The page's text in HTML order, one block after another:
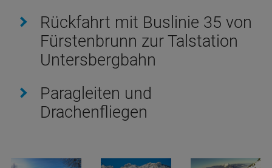
Rückfahrt mit Buslinie 35 von
Fürstenbrunn zur Talstation
Untersbergbahn
Paragleiten und
Drachenfliegen